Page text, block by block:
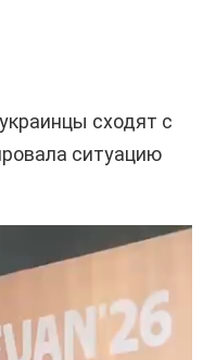
сходят с
ситуацию